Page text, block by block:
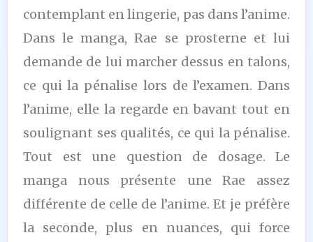
contemplant en lingerie, pas dans l’anime.
Dans le manga, Rae se prosterne et lui
demande de lui marcher dessus en talons,
ce qui la pénalise lors de l’examen. Dans
l’anime, elle la regarde en bavant tout en
soulignant ses qualités, ce qui la pénalise.
Tout est une question de dosage. Le
manga nous présente une Rae assez
différente de celle de l’anime. Et je préfère
la seconde, plus en nuances, qui force